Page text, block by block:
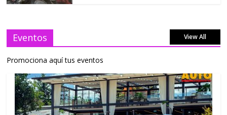
Eventos View All
Promociona aquí tus eventos